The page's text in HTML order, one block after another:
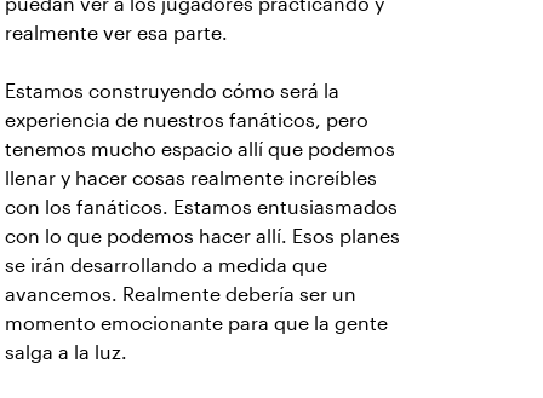
realmente ver esa parte.
Estamos construyendo cómo será la
experiencia de nuestros fanáticos, pero
tenemos mucho espacio allí que podemos
llenar y hacer cosas realmente increíbles
con los fanáticos. Estamos entusiasmados
con lo que podemos hacer allí. Esos planes
se irán desarrollando a medida que
avancemos. Realmente debería ser un
momento emocionante para que la gente
salga a la luz.